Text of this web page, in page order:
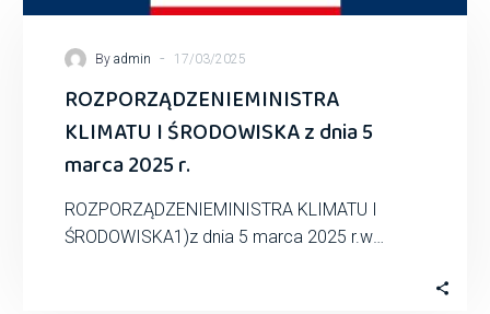
By admin - 17/03/2025
ROZPORZĄDZENIEMINISTRA
KLIMATU I ŚRODOWISKA z dnia 5
marca 2025 r.
ROZPORZĄDZENIEMINISTRA KLIMATU I
ŚRODOWISKA1)z dnia 5 marca 2025 r.w